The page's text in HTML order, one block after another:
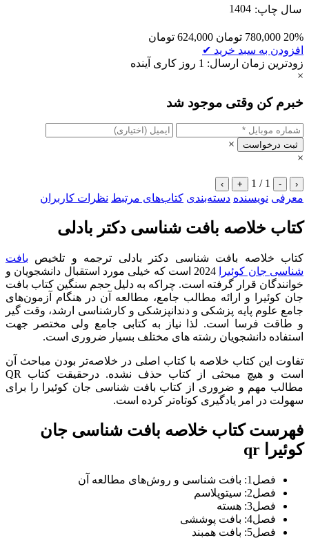
سال چاپ: 1404
20%
780,000 تومان 624,000 تومان
افزودن به سبد خرید ✔
زودترین زمان ارسال: 1 روز کاری آینده
×
خبرم کن وقتی موجود شد
ثبت درخواست
×
×
‹
-
1 / 1
+
›
معرفی نویسنده دسته‌بندی کتاب‌های مرتبط نظرات کاربران
کتاب خلاصه بافت شناسی دکتر بادلی
کتاب خلاصه بافت شناسی دکتر بادلی ترجمه و تلخیص بافت
شناسی جان کوئیرا
2024 است که خیلی مورد استقبال دانشجویان و
خوانندگان قرار گرفته است. چراکه به دلیل حجم سنگین کتاب بافت
جان کوئیرا و ارائه مطالب جامع، مطالعه آن در هنگام آزمون‌های
جامع علوم پایه پزشکی و دندانپزشکی و کارشناسی ارشد، وقت گیر
و طاقت فرسا است. لذا نیاز به کتابی جامع ولی مختصر جهت
استفاده دانشجویان رشته های مختلف بسیار ضروری است.
تفاوت این کتاب خلاصه با کتاب اصلی در خلاصه‌تر بودن مباحث آن
است و هیچ مبحثی از کتاب حذف نشده. درحقیقت کتاب QR
مطالب مهم و ضروری از کتاب بافت‌ شناسی جان كوئیرا را برای
سهولت در امر یادگیری کوتاه‌تر کرده است.
فهرست کتاب خلاصه بافت‌ شناسی جان
کوئیرا qr
فصل1: بافت شناسی و روش‌های مطالعه آن
فصل2: سیتوپلاسم
فصل3: هسته
فصل4: بافت پوششی
فصل5: بافت همبند